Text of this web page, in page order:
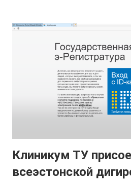
Клиникум ТУ
всеэстонской